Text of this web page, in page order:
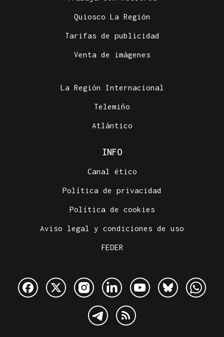
Desaparecido un hombre de avanzada edad en una
zona de monte en Coirós
Quiosco La Región
Tarifas de publicidad
Venta de imágenes
La Región Internacional
Telemiño
Atlántico
INFO
Canal ético
Política de privacidad
Política de cookies
Aviso legal y condiciones de uso
FEDER